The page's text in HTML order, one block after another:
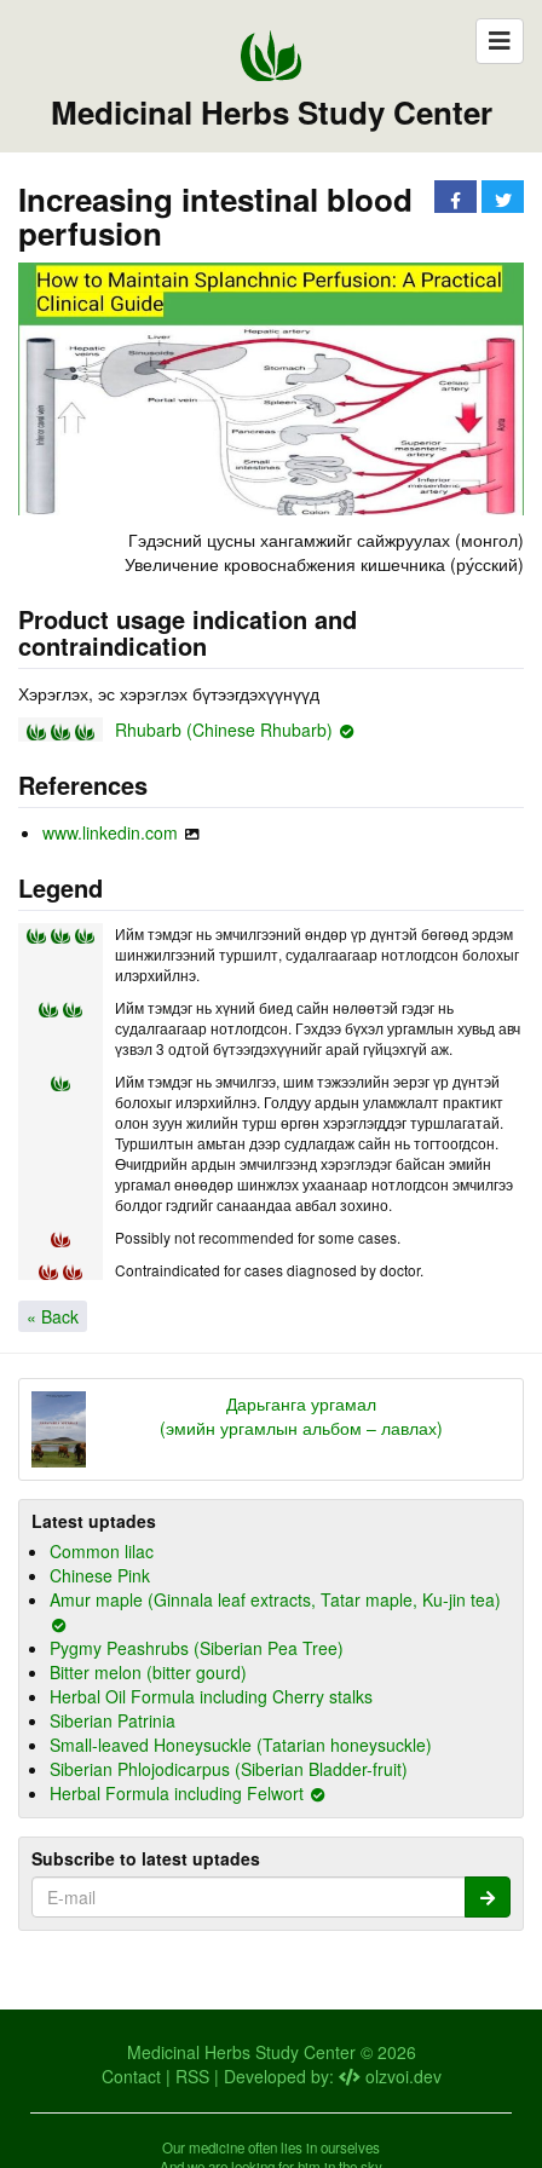
Medicinal Herbs Study Center
Increasing intestinal blood
perfusion
Гэдэсний цусны хангамжийг сайжруулах (монгол)
Увеличение кровоснабжения кишечника (ру́сский)
Product usage indication and
contraindication
Хэрэглэх, эс хэрэглэх бүтээгдэхүүнүүд
Rhubarb (Chinese Rhubarb)
References
www.linkedin.com
Legend
Ийм тэмдэг нь эмчилгээний өндөр үр дүнтэй бөгөөд эрдэм
шинжилгээний туршилт, судалгаагаар нотлогдсон болохыг
илэрхийлнэ.
Ийм тэмдэг нь хүний биед сайн нөлөөтэй гэдэг нь
судалгаагаар нотлогдсон. Гэхдээ бүхэл ургамлын хувьд авч
үзвэл 3 одтой бүтээгдэхүүнийг арай гүйцэхгүй аж.
Ийм тэмдэг нь эмчилгээ, шим тэжээлийн эерэг үр дүнтэй
болохыг илэрхийлнэ. Голдуу ардын уламжлалт практикт
олон зуун жилийн турш өргөн хэрэглэгддэг туршлагатай.
Туршилтын амьтан дээр судлагдаж сайн нь тогтоогдсон.
Өчигдрийн ардын эмчилгээнд хэрэглэдэг байсан эмийн
ургамал өнөөдөр шинжлэх ухаанаар нотлогдсон эмчилгээ
болдог гэдгийг санаандаа авбал зохино.
Possibly not recommended for some cases.
Contraindicated for cases diagnosed by doctor.
« Back
Дарьганга ургамал
(эмийн ургамлын альбом – лавлах)
Latest uptades
Common lilac
Chinese Pink
Amur maple (Ginnala leaf extracts, Tatar maple, Ku-jin tea)
Pygmy Peashrubs (Siberian Pea Tree)
Bitter melon (bitter gourd)
Herbal Oil Formula including Cherry stalks
Siberian Patrinia
Small-leaved Honeysuckle (Tatarian honeysuckle)
Siberian Phlojodicarpus (Siberian Bladder-fruit)
Herbal Formula including Felwort
Subscribe to latest uptades
Medicinal Herbs Study Center © 2026
Contact| RSS| Developed by: olzvoi.dev
Our medicine often lies in ourselves